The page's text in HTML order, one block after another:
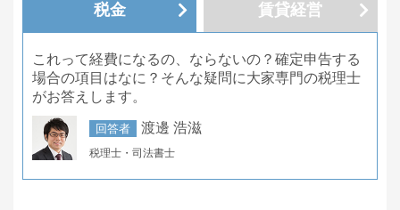
税金 賃貸経営
これって経費になるの、ならないの？確定申告する
場合の項目はなに？そんな疑問に大家専門の税理士
がお答えします。
回答者 渡邊 浩滋
税理士・司法書士